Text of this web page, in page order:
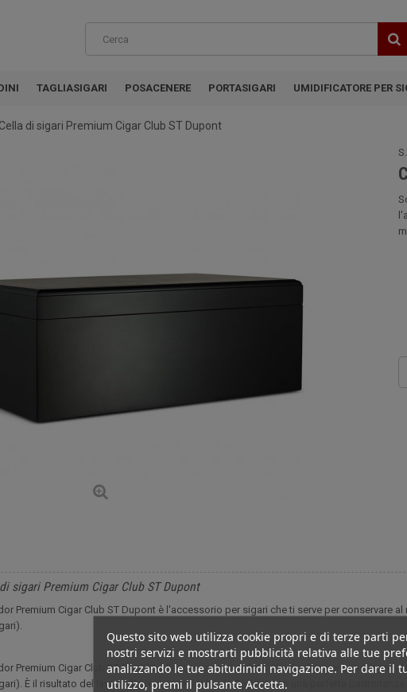
TAGLIASIGARI POSACENERE PORTASIGARI UMIDIFICATORE PER
Questo sito web utilizza cookie propri e di terze parti
nostri servizi e mostrarti pubblicità relativa alle tue
analizzando le tue abitudinidi navigazione. Per dare il
utilizzo, premi il pulsante Accetta.
Cella di sigari Premium Cigar Club ST Dupont
sigari Premium Cigar Club ST Dupont
Premium Cigar Club ST Dupont è l'accessorio per sigari che ti serve per conservare al
Premium Cigar Club ST Dupont è l'accessorio per sigari che ti serve per conservare
È il risultato del lavoro di precisione svolto da Dupont con una perfetta padronanza